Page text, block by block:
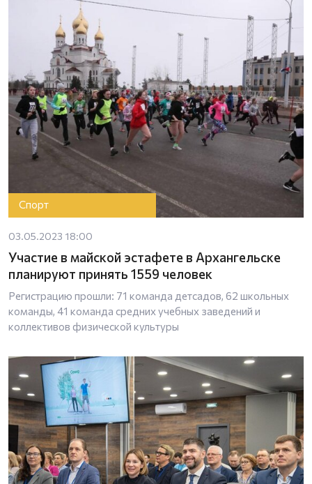
Спорт
03.05.2023 18:00
Участие в майской эстафете в Архангельске
планируют принять 1559 человек
Регистрацию прошли: 71 команда детсадов, 62 школьных
команды, 41 команда средних учебных заведений и
коллективов физической культуры